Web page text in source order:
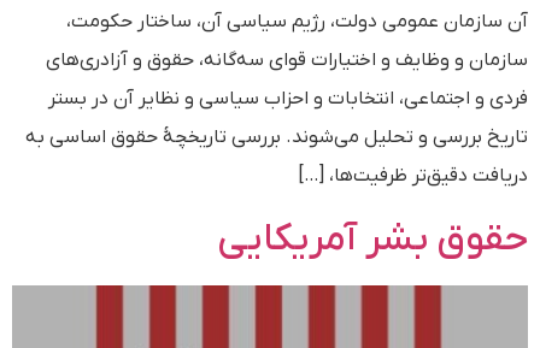
آن سازمان عمومی دولت، رژیم سیاسی آن، ساختار حکومت،
سازمان و وظایف و اختیارات قوای سه‌گانه، حقوق و آزادری‌های
فردی و اجتماعی، انتخابات و احزاب سیاسی و نظایر آن در بستر
تاریخ بررسی و تحلیل می‌شوند. بررسی تاریخچۀ حقوق اساسی به
دریافت دقیق‌تر ظرفیت‌ها، […]
حقوق بشر آمریکایی